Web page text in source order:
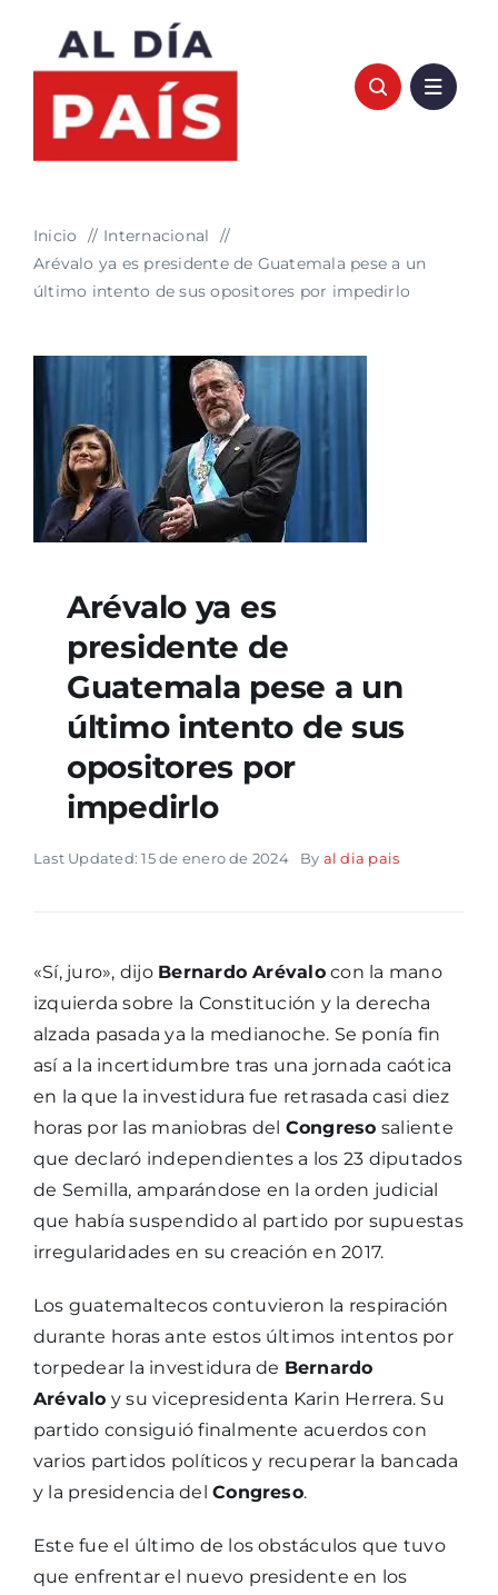
contenido
Inicio
Internacional
Arévalo ya es presidente de Guatemala pese a un
último intento de sus opositores por impedirlo
Arévalo ya es
presidente de
Guatemala pese a un
último intento de sus
opositores por
impedirlo
Last Updated: 15 de enero de 2024 By al dia pais
«Sí, juro», dijo Bernardo Arévalocon la mano
izquierda sobre la Constitución y la derecha
alzada pasada ya la medianoche. Se ponía fin
así a la incertidumbre tras una jornada caótica
en la que la investidura fue retrasada casi diez
horas por las maniobras del Congreso saliente
que declaró independientes a los 23 diputados
de Semilla, amparándose en la orden judicial
que había suspendido al partido por supuestas
irregularidades en su creación en 2017.
Los guatemaltecos contuvieron la respiración
durante horas ante estos últimos intentos por
torpedear la investidura de Bernardo
Arévalo y su vicepresidenta Karin Herrera. Su
partido consiguió finalmente acuerdos con
varios partidos políticos y recuperar la bancada
y la presidencia delCongreso.
Este fue el último de los obstáculos que tuvo
que enfrentar el nuevo presidente en los